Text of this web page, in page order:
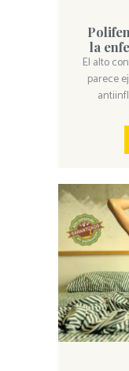
la
El alto
parece